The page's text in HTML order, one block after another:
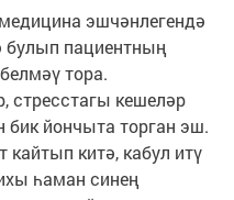
эшчәнлегендә
булып пациентның
тора.
стресстагы кешеләр
бик йончыта торган эш.
кайтып китә, кабул итү
һаман синең